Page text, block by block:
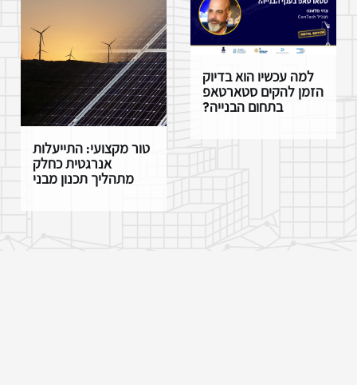
טור מקצועי: התייעלות
אנרגטית כחלק
מתהליך תכנון מבני
למה עכשיו הוא בדיוק
הזמן להקים סטארטאפ
בתחום הבנייה?